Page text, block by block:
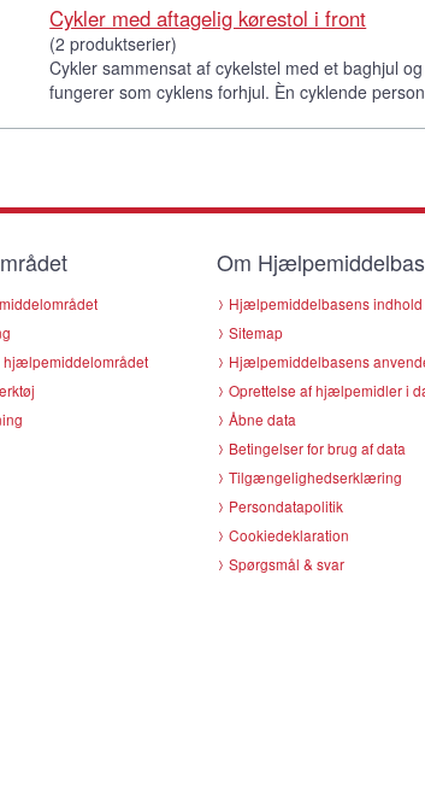
Cykler med aftagelig kørestol i front
(2 produktserier)
Cykler sammensat af cykelstel med et baghjul
fungerer som cyklens forhjul. Èn cyklende
hjælpemiddelområdet
Om
Hjælpemiddelbasens indhold
Sitemap
Hjælpemiddelbasens
Oprettelse af hjælpemidler i
Åbne data
Betingelser for brug af data
Tilgængelighedserklæring
Persondatapolitik
Cookiedeklaration
Spørgsmål & svar